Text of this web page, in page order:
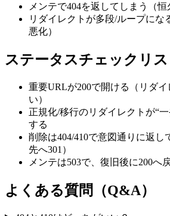
メンテで404を返してしまう（恒
リダイレクトが多段/ループにな
悪化）
ステータスチェックリス
重要URLが200で開ける（リダ
い）
正規化/移行のリダイレクトが“
する
削除は404/410で意図通りに返し
先へ301）
メンテは503で、復旧後に200へ
よくある質問（Q&A）